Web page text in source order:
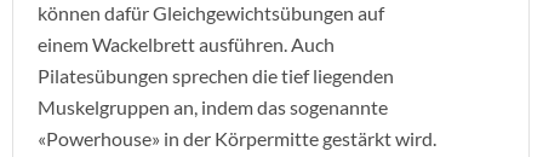
können dafür Gleichgewichtsübungen auf
einem Wackelbrett ausführen. Auch
Pilatesübungen sprechen die tief liegenden
Muskelgruppen an, indem das sogenannte
«Powerhouse» in der Körpermitte gestärkt wird.